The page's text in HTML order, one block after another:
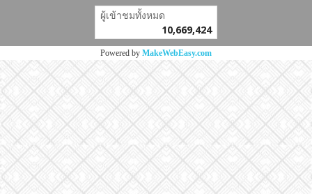
ผู้เข้าชมวันนี้
Powered byMakeWebEasy.com